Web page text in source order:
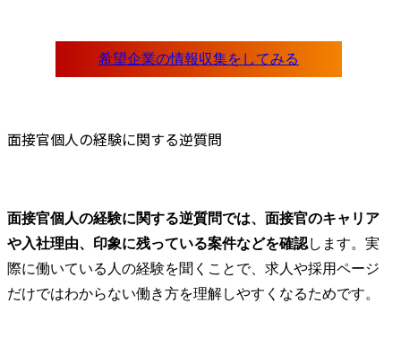
面接官個人の経験に関する逆質問
面接官個人の経験に関する逆質問では、面接官のキャリア
や入社理由、印象に残っている案件などを確認します。実
際に働いている人の経験を聞くことで、求人や採用ページ
だけではわからない働き方を理解しやすくなるためです。